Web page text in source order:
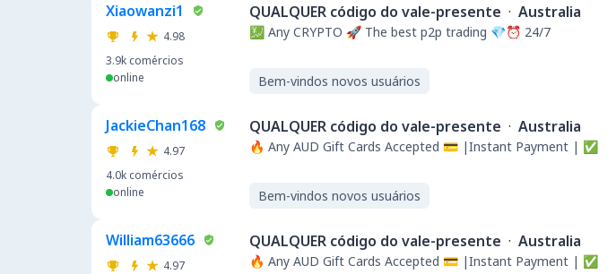
Xiaowanzi1
4.98
3.9k comércios
online
QUALQUER código do vale-presente · Australia
💹 Any CRYPTO 🚀 The best p2p trading 💎⏰ 24/7
Bem-vindos novos usuários
JackieChan168
4.97
4.0k comércios
online
QUALQUER código do vale-presente · Australia
🔥 Any AUD Gift Cards Accepted 💳 |Instant Payment | ✅
Bem-vindos novos usuários
William63666
4.97
QUALQUER código do vale-presente · Australia
🔥 Any AUD Gift Cards Accepted 💳 |Instant Payment | ✅